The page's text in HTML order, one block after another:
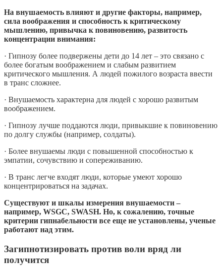
На внушаемость влияют и другие факторы, например,
сила воображения и способность к критическому
мышлению, привычка к повиновению, развитость
концентрации внимания:
· Гипнозу более подвержены дети до 14 лет – это связано с
более богатым воображением и слабым развитием
критического мышления. А людей пожилого возраста ввести
в транс сложнее.
· Внушаемость характерна для людей с хорошо развитым
воображением.
· Гипнозу лучше поддаются люди, привыкшие к повиновению
по долгу службы (например, солдаты).
· Более внушаемы люди с повышенной способностью к
эмпатии, сочувствию и сопереживанию.
· В транс легче входят люди, которые умеют хорошо
концентрироваться на задачах.
Существуют и шкалы измерения внушаемости –
например, WSGC, SWASH. Но, к сожалению, точные
критерии гипнабельности все еще не установлены, ученые
работают над этим.
Загипнотизировать против воли вряд ли
получится